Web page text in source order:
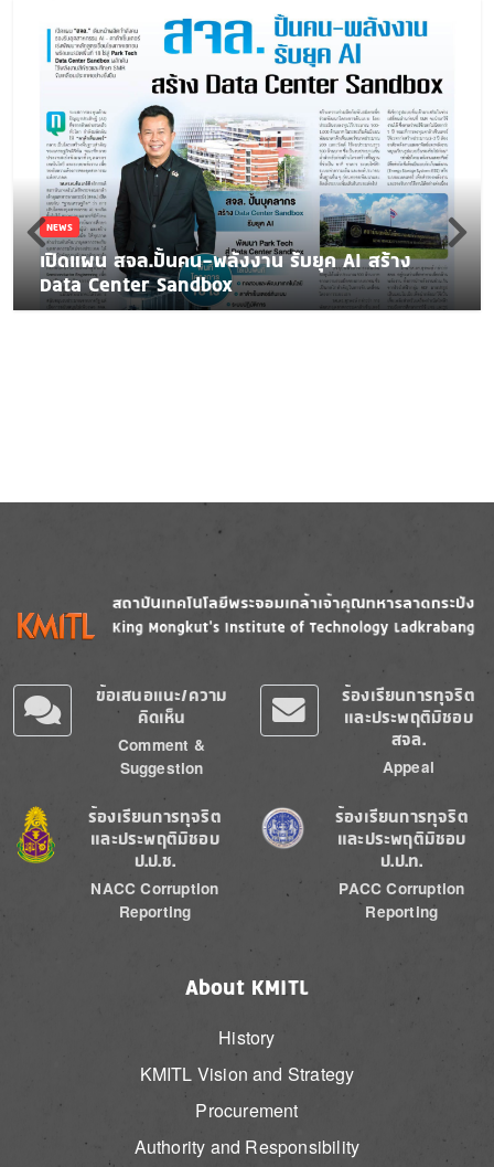
NEWS
เปิดแผน สจล.ปั้นคน-พลังงาน รับยุค AI สร้าง
Data Center Sandbox
Image
ข้อเสนอแนะ/ความ
คิดเห็น
Comment &
Suggestion
ร้องเรียนการทุจริต
และประพฤติมิชอบ
สจล.
Appeal
Image
ร้องเรียนการทุจริต
และประพฤติมิชอบ
ป.ป.ช.
NACC Corruption
Reporting
Image
ร้องเรียนการทุจริต
และประพฤติมิชอบ
ป.ป.ท.
PACC Corruption
Reporting
About KMITL
History
KMITL Vision and Strategy
Procurement
Authority and Responsibility